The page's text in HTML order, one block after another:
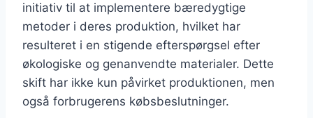
initiativ til at implementere bæredygtige
metoder i deres produktion, hvilket har
resulteret i en stigende efterspørgsel efter
økologiske og genanvendte materialer. Dette
skift har ikke kun påvirket produktionen, men
også forbrugerens købsbeslutninger.